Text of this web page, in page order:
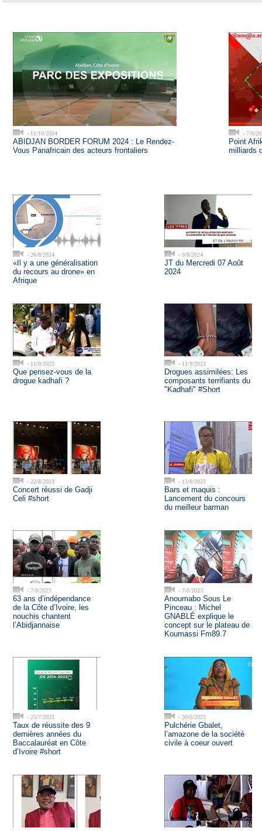
- 11/10/2024
ABIDJAN BORDER FORUM 2024 : Le Rendez-
Vous Panafricain des acteurs frontaliers
- 7/9/
Point
milliards
- 26/8/2024
«Il y a une généralisation
du recours au drone» en
Afrique
- 9/8/2024
JT du Mercredi 07 Août
2024
- 11/9/2023
Que pensez-vous de la
drogue kadhafi ?
- 11/9/2023
Drogues assimilées: Les
composants terrifiants du
"Kadhafi" #Short
- 22/8/2023
Concert réussi de Gadji
Celi #short
- 13/8/2023
Bars et maquis :
Lancement du concours
du meilleur barman
- 7/8/2023
63 ans d’indépendance
de la Côte d’Ivoire, les
nouchis chantent
l’Abidjannaise
- 7/8/2023
Anoumabo Sous Le
Pinceau : Michel
GNABLÉ explique le
concept sur le plateau de
Koumassi Fm89.7
- 25/7/2023
Taux de réussite des 9
dernières années du
Baccalauréat en Côte
d’Ivoire #short
- 30/6/2023
Pulchérie Gbalet,
l’amazone de la société
civile à coeur ouvert